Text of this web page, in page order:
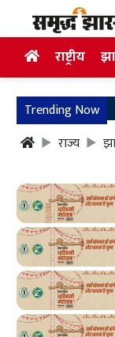
राष्ट्रीय
Trending Now
राज्य